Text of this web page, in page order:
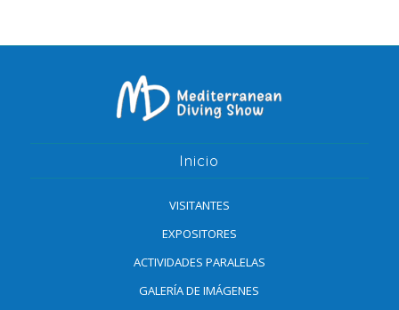
Inicio
VISITANTES
EXPOSITORES
ACTIVIDADES PARALELAS
GALERÍA DE IMÁGENES